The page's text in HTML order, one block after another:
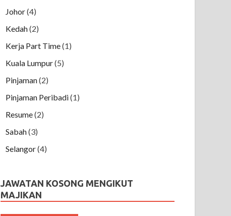
Johor(4)
Kedah(2)
Kerja Part Time(1)
Kuala Lumpur(5)
Pinjaman(2)
Pinjaman Peribadi(1)
Resume(2)
Sabah(3)
Selangor(4)
JAWATAN KOSONG MENGIKUT
MAJIKAN